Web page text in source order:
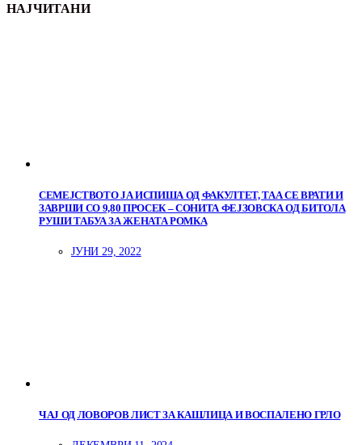
НАЈЧИТАНИ
СЕМЕЈСТВОТО ЈА ИСПИША ОД ФАКУЛТЕТ, ТАА СЕ ВРАТИ И
ЗАВРШИ СО 9,80 ПРОСЕК – СОНИТА ФЕЈЗОВСКА ОД БИТОЛА
РУШИ ТАБУА ЗА ЖЕНАТА РОМКА
ЈУНИ 29, 2022
ЧАЈ ОД ЛОВОРОВ ЛИСТ ЗА КАШЛИЦА И ВОСПАЛЕНО ГРЛО